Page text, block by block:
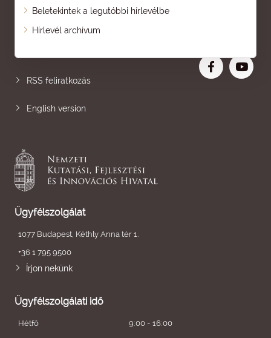
Beletekintek a legutóbbi hírlevélbe
Hírlevél archívum
Oldaltérkép
RSS feliratkozás
English version
Ügyfélszolgálat
1077 Budapest, Kéthly Anna tér 1.
+36 1 795 9500
Írjon nekünk
Ügyfélszolgálati idő
Hétfő
9:00 - 16:00